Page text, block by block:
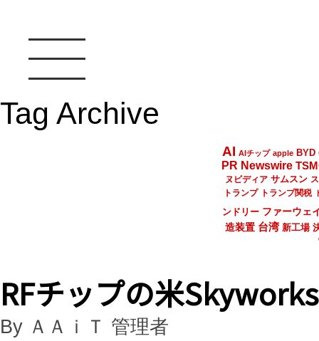
Tag Archive
AI AIチップ apple BYD
PR Newswire
ヌビディア サムスン
トランプ
トランプ関税
ンドリー ファーウェ
造装置 台湾 新工場
RFチップの米
By ＡＡｉＴ 管理者